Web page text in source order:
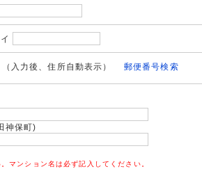
（入力後、住所自動表示） 郵便番号検索
神保町)
マンション名は必ず記入してください。